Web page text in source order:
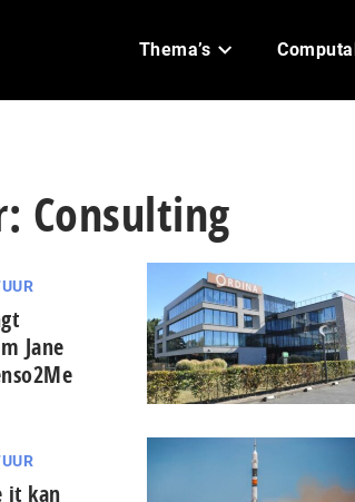
Thema’s
Consulting
Jane
it kan